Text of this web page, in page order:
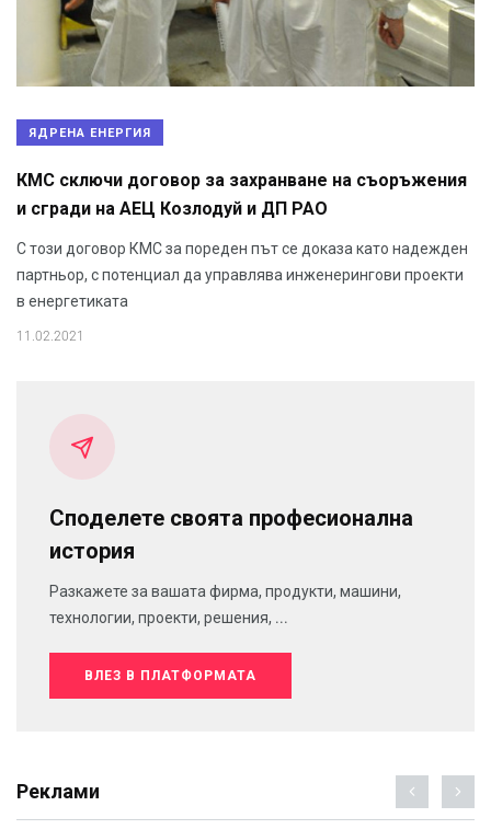
ЯДРЕНА ЕНЕРГИЯ
КМС сключи договор за захранване на съоръжения
и сгради на АЕЦ Козлодуй и ДП РАО
С този договор КМС за пореден път се доказа като надежден
партньор, с потенциал да управлява инженерингови проекти
в енергетиката
11.02.2021
Споделете своята професионална
история
Разкажете за вашата фирма, продукти, машини,
технологии, проекти, решения, ...
ВЛЕЗ В ПЛАТФОРМАТА
Реклами